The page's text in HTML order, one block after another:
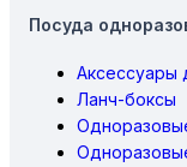
Посуда
Аксессуары
Ланч-боксы